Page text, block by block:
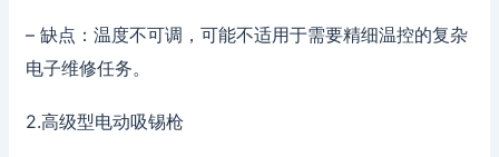
– 缺点：温度不可调，可能不适用于需要精细温控的复杂
电子维修任务。
2.高级型电动吸锡枪